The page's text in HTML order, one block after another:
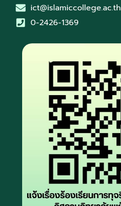
ict@islamiccollege.ac.th
0-2426-1369